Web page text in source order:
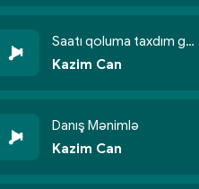
Saatı qoluma taxdım göyün üzünə qalxdım
Kazim Can
Danış Mənimlə
Kazim Can